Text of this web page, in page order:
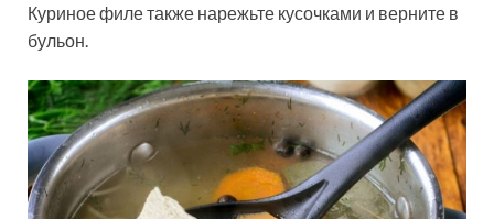
Куриное филе также нарежьте кусочками и верните в
бульон.